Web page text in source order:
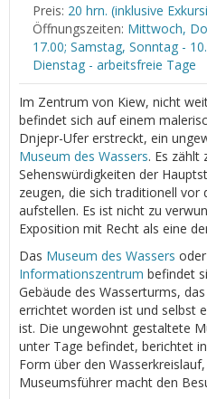
Preis: 20 hrn. (inklusive
Öffnungszeiten: Mittwoch,
17.00; Samstag, Sonntag -
Dienstag - arbeitsfreie Tage
Im Zentrum von Kiew, nicht
befindet sich auf einem
Dnjepr-Ufer erstreckt, ein
Museum des Wassers. Es zählt
Sehenswürdigkeiten der
zeugen, die sich traditionell vor
aufstellen. Es ist nicht zu
Exposition mit Recht als eine
Das Museum des Wassers
Informationszentrum befindet
Gebäude des Wasserturms,
errichtet worden ist und selbst
ist. Die ungewohnt gestaltete
unter Tage befindet, berichtet
Form über den
Museumsführer macht den